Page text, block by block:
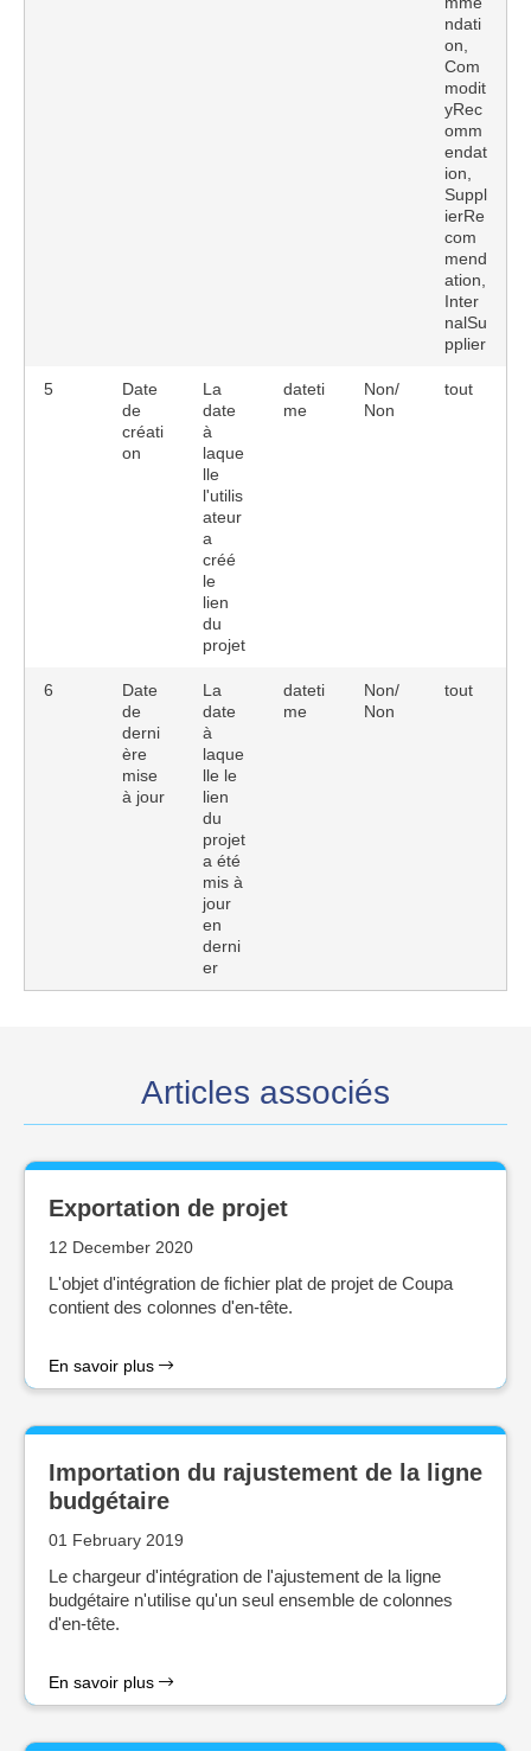
ndati
on,
Com
modit
yRec
omm
endat
ion,
Suppl
ierRe
com
mend
ation,
Inter
nalSu
pplier
5
Date
de
créati
on
La
date
à
laque
lle
l'utilis
ateur
a
créé
le
lien
du
projet
dateti
me
Non/
Non
tout
6
Date
de
derni
ère
mise
à jour
La
date
à
laque
lle le
lien
du
projet
a été
mis à
jour
en
derni
er
dateti
me
Non/
Non
tout
Articles associés
Exportation de projet
12 December 2020
L'objet d'intégration de fichier plat de projet de Coupa
contient des colonnes d'en-tête.
En savoir plus
Importation du rajustement de la ligne
budgétaire
01 February 2019
Le chargeur d'intégration de l'ajustement de la ligne
budgétaire n'utilise qu'un seul ensemble de colonnes
d'en-tête.
En savoir plus